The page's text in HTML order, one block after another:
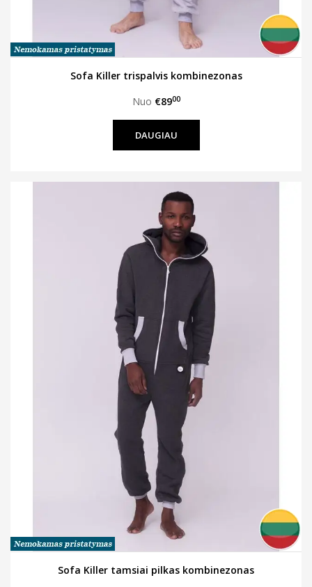
Sofa Killer trispalvis kombinezonas
Nuo €8900
DAUGIAU
Sofa Killer tamsiai pilkas kombinezonas